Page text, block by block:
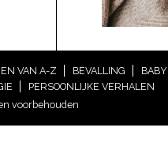
VAN A-Z BEVALLING BABY
PERSOONLIJKE VERHALEN
voorbehouden